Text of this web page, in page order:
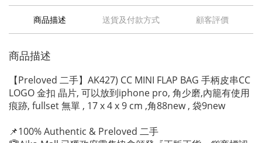
商品描述 送貨及付款方式 顧客評價
商品描述
【Preloved 二手】AK427) CC MINI FLAP BAG 手柄皮串CC
LOGO 金扣 晶片, 可以放到iphone pro, 角少磨,內籠有使用
痕跡, fullset 無單 , 17 x 4 x 9 cm ,角88new , 袋9new
📌100% Authentic & Preloved 二手